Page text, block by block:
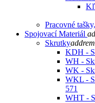
Pracovné
Spojovací Materiál
Skrutkyadd
KDH -
WH -
WK -
WKL -
571
WHT -